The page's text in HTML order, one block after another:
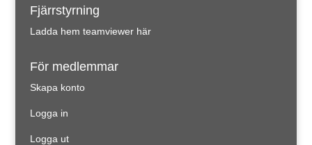
Fjärrstyrning
Ladda hem teamviewer här
För medlemmar
Skapa konto
Logga in
Logga ut